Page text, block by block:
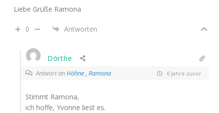
Liebe Grüße Ramona
0 Antworten
Dörthe
Antwort anHöhne , Ramona 6 Jahre zuvor
Stimmt Ramona,
ich hoffe, Yvonne liest es.